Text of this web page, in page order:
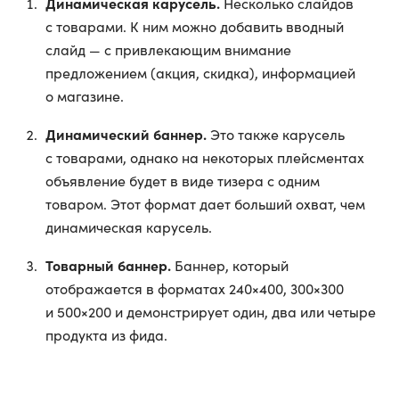
с товарами. К ним можно добавить вводный
слайд — с привлекающим внимание
предложением (акция, скидка), информацией
о магазине.
Динамический баннер.Это также карусель
с товарами, однако на некоторых плейсментах
объявление будет в виде тизера с одним
товаром. Этот формат дает больший охват, чем
динамическая карусель.
Товарный баннер. Баннер, который
отображается в форматах 240×400, 300×300
и 500×200 и демонстрирует один, два или четыре
продукта из фида.